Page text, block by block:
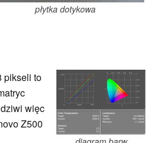
płytka dotykowa
pikseli to
więc
Z500